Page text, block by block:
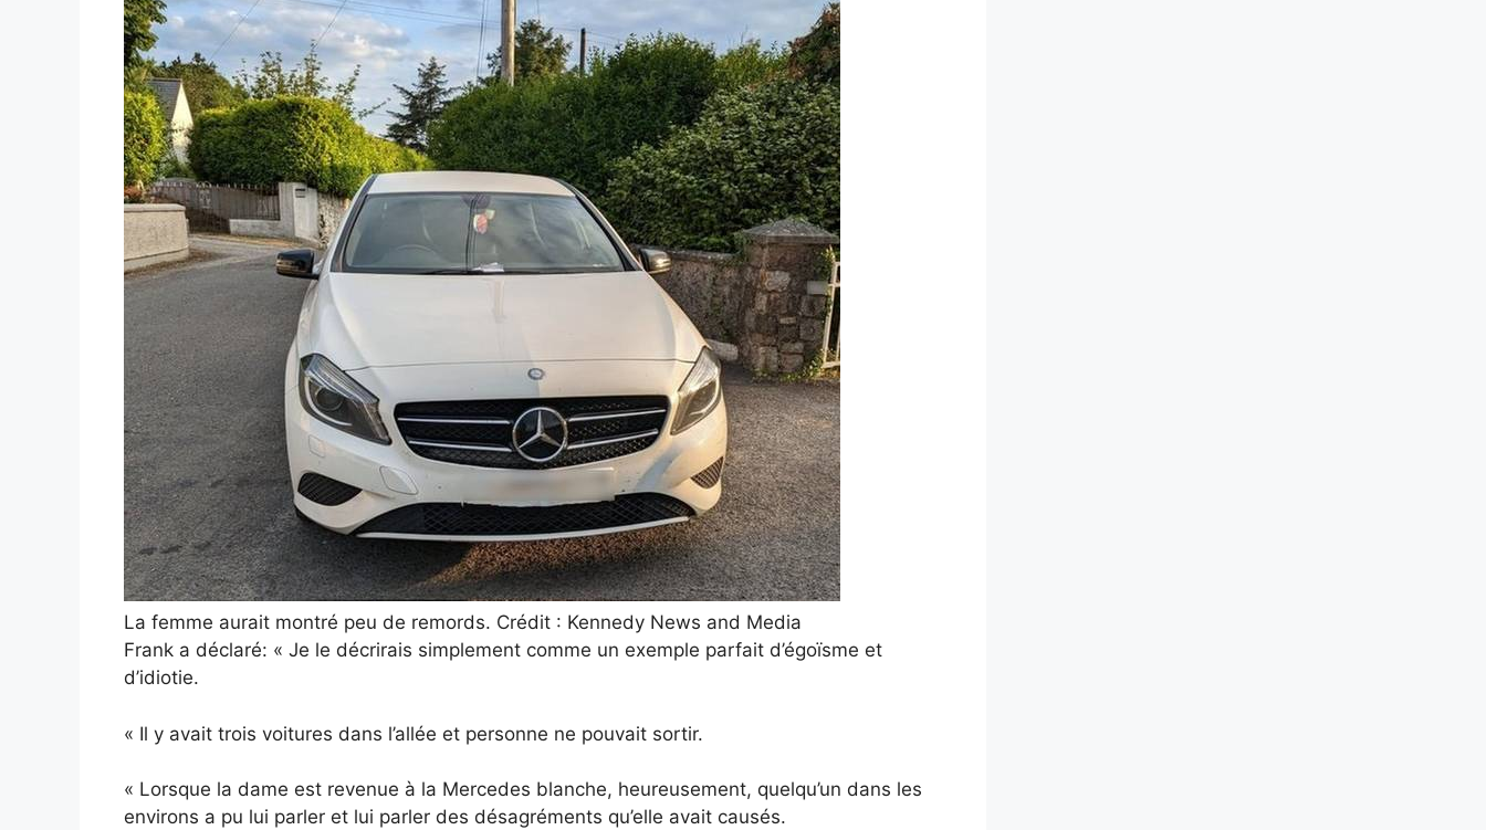
La femme aurait montré peu de remords. Crédit : Kennedy News and Media
Frank a déclaré: « Je le décrirais simplement comme un exemple parfait d’égoïsme et
d’idiotie.
« Il y avait trois voitures dans l’allée et personne ne pouvait sortir.
« Lorsque la dame est revenue à la Mercedes blanche, heureusement, quelqu’un dans les
environs a pu lui parler et lui parler des désagréments qu’elle avait causés.